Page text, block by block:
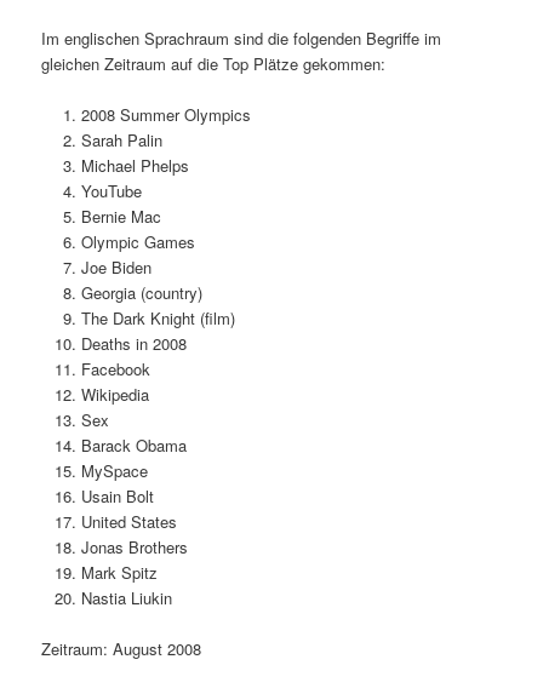
Im englischen Sprachraum sind die folgenden Begriffe im
gleichen Zeitraum auf die Top Plätze gekommen:
2008 Summer Olympics
Sarah Palin
Michael Phelps
YouTube
Bernie Mac
Olympic Games
Joe Biden
Georgia (country)
The Dark Knight (film)
Deaths in 2008
Facebook
Wikipedia
Sex
Barack Obama
MySpace
Usain Bolt
United States
Jonas Brothers
Mark Spitz
Nastia Liukin
Zeitraum: August 2008